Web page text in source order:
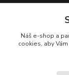
Náš e-shop a
cookies, aby